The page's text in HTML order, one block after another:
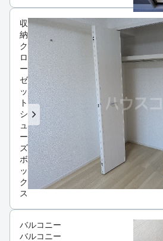
収
納
ク
ロ
ー
ゼ
ッ
ト
シ
ュ
ー
ズ
ボ
ッ
ク
ス
バルコニー
バルコニー